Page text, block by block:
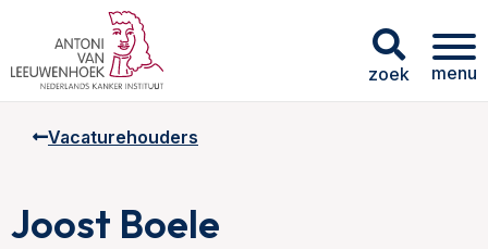
zoek menu
Vacaturehouders
Joost Boele